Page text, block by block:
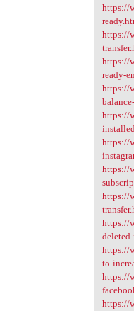
https://
https://
https://
ready-
https://
https://
https://
https://
https://
https://
https://
to-
https://
https://